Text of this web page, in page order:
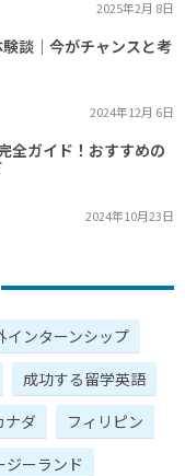
2025年2月 8日
談｜今がチャンスと考
2024年12月 6日
全ガイド！おすすめの
2024年10月23日
インターンシップ
成功する留学英語
ナダ
フィリピン
ジーランド